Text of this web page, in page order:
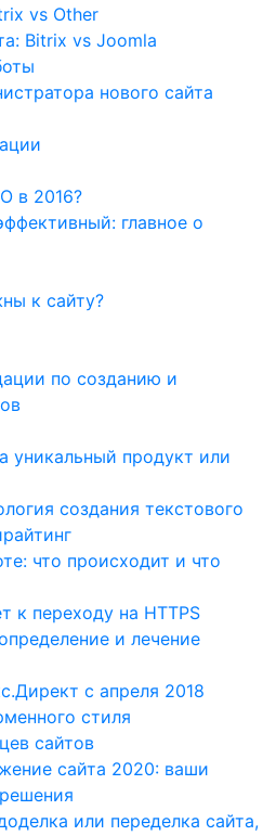
vs Other
Bitrix vs Joomla
нового сайта
в 2016?
главное о
к сайту?
по созданию и
уникальный продукт или
создания текстового
что происходит и что
к переходу на HTTPS
и лечение
с апреля 2018
стиля
сайтов
сайта 2020: ваши
или переделка сайта,